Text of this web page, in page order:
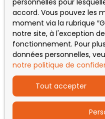
Plan du site
Gérer les cookies
Propulsé par
personnelles pour
accord. Vous pouvez les
moment via la rubrique
notre site, à l'exception
fonctionnement. Pour
données personnelles,
notre politique de
Tout accepter